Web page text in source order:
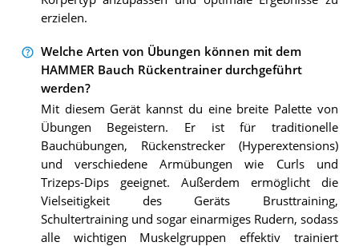
erzielen.
Welche Arten von Übungen können mit dem
HAMMER Bauch Rückentrainer durchgeführt
werden?
Mit diesem Gerät kannst du eine breite Palette von
Übungen Begeistern. Er ist für traditionelle
Bauchübungen, Rückenstrecker (Hyperextensions)
und verschiedene Armübungen wie Curls und
Trizeps-Dips geeignet. Außerdem ermöglicht die
Vielseitigkeit des Geräts Brusttraining,
Schultertraining und sogar einarmiges Rudern, sodass
alle wichtigen Muskelgruppen effektiv trainiert